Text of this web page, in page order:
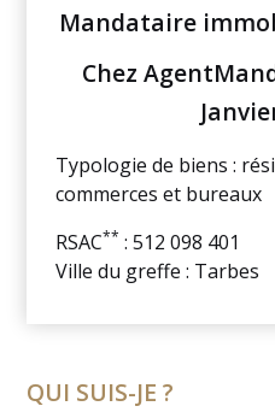
Mandataire
Chez
Typologie de biens :
commerces et bureaux
RSAC** : 512 098 401
Ville du greffe : Tarbes
QUI SUIS-JE ?